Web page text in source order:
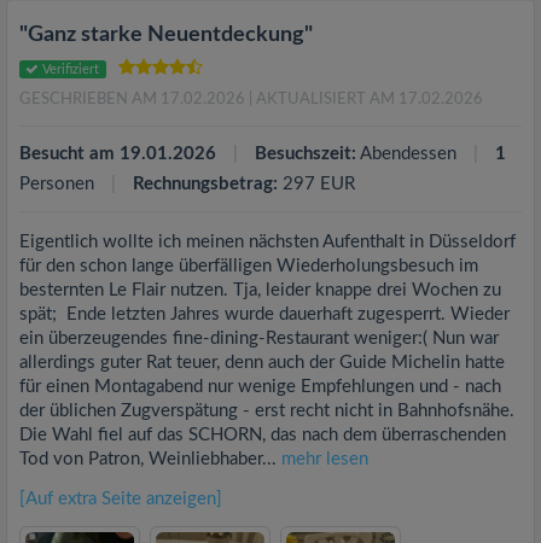
"Ganz starke Neuentdeckung"
Verifiziert
GESCHRIEBEN AM 17.02.2026 | AKTUALISIERT AM 17.02.2026
Besucht am 19.01.2026 Besuchszeit: Abendessen
1
Personen
Rechnungsbetrag: 297 EUR
Eigentlich wollte ich meinen nächsten Aufenthalt in Düsseldorf
für den schon lange überfälligen Wiederholungsbesuch im
besternten Le Flair nutzen. Tja, leider knappe drei Wochen zu
spät; Ende letzten Jahres wurde dauerhaft zugesperrt. Wieder
ein überzeugendes fine-dining-Restaurant weniger:( Nun war
allerdings guter Rat teuer, denn auch der Guide Michelin hatte
für einen Montagabend nur wenige Empfehlungen und - nach
der üblichen Zugverspätung - erst recht nicht in Bahnhofsnähe.
Die Wahl fiel auf das SCHORN, das nach dem überraschenden
Tod von Patron, Weinliebhaber... mehr lesen
[Auf extra Seite anzeigen]